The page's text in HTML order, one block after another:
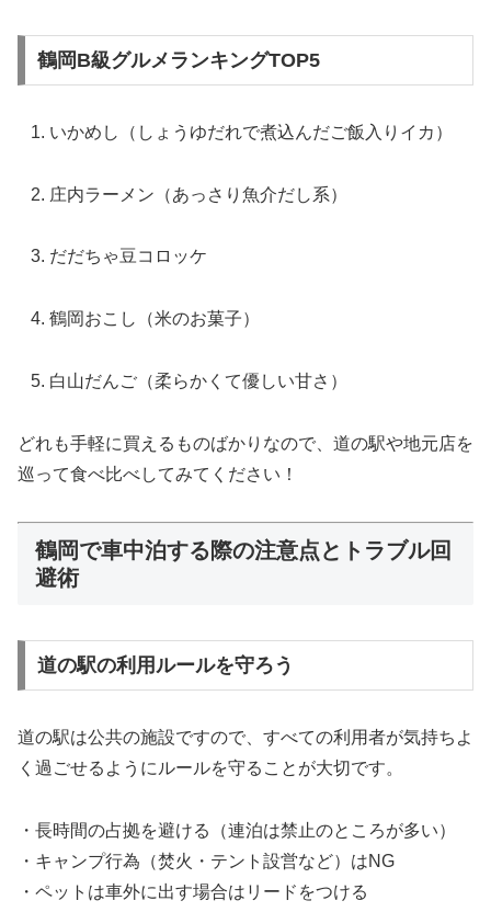
鶴岡B級グルメランキングTOP5
いかめし（しょうゆだれで煮込んだご飯入りイカ）
庄内ラーメン（あっさり魚介だし系）
だだちゃ豆コロッケ
鶴岡おこし（米のお菓子）
白山だんご（柔らかくて優しい甘さ）
どれも手軽に買えるものばかりなので、道の駅や地元店を
巡って食べ比べしてみてください！
鶴岡で車中泊する際の注意点とトラブル回
避術
道の駅の利用ルールを守ろう
道の駅は公共の施設ですので、すべての利用者が気持ちよ
く過ごせるようにルールを守ることが大切です。
・長時間の占拠を避ける（連泊は禁止のところが多い）
・キャンプ行為（焚火・テント設営など）はNG
・ペットは車外に出す場合はリードをつける